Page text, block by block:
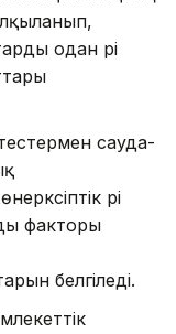
одан әрі
сауда-
әрі
факторы
белгіледі.